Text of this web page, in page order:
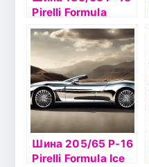
Pirelli Formula
Energy 92T TL
Шина 205/65 Р-16
Pirelli Formula Ice